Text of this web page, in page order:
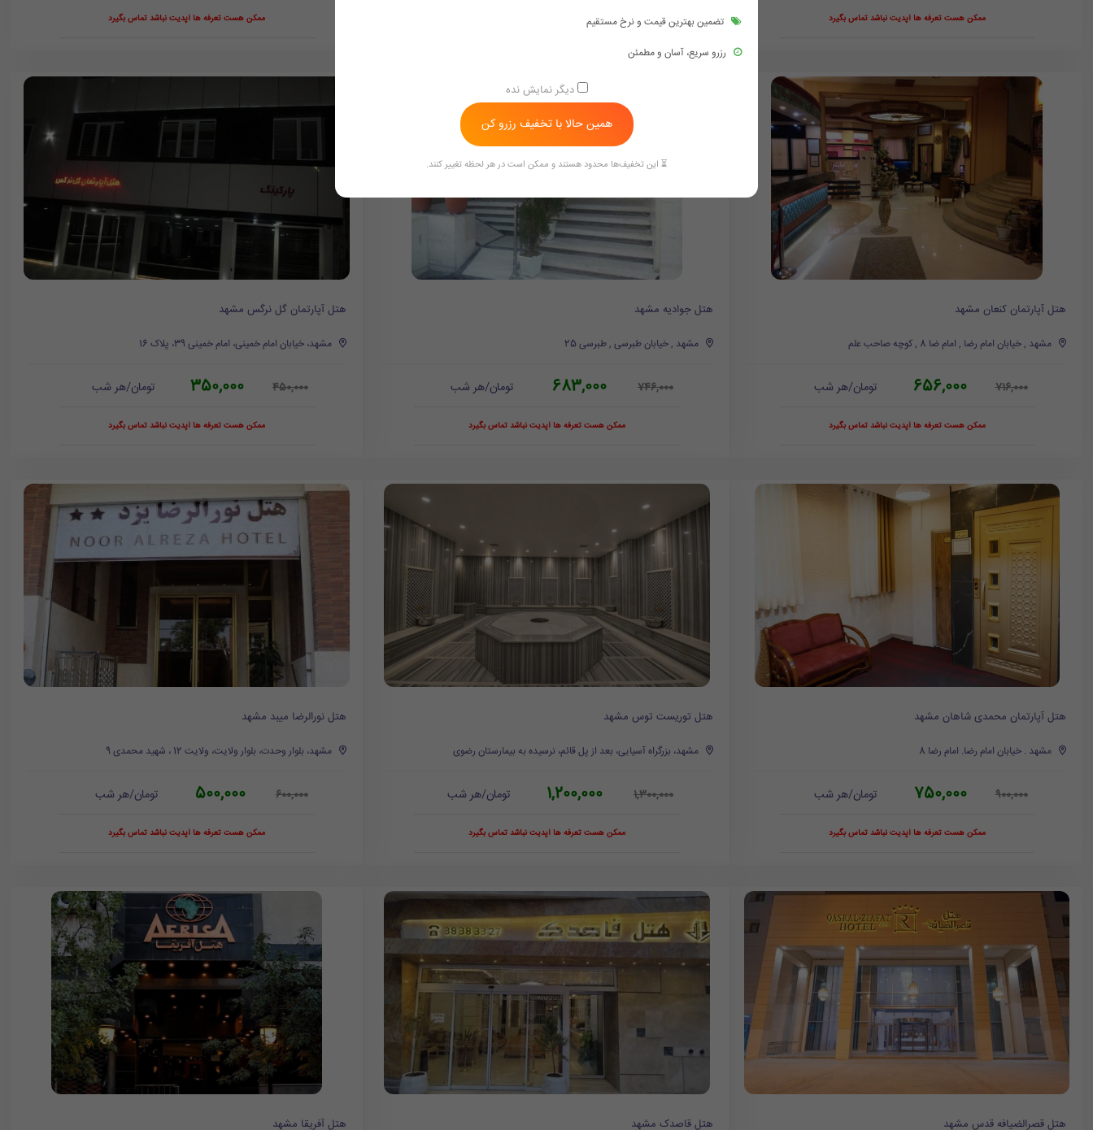
ممکن هست تعرفه ها آپدیت نباشد تماس بگیرد ممکن هست تعرفه ها آپدیت نباشد تماس بگیرد ممکن هست تعرفه ها آپدیت نباشد تماس بگیرد
هتل آپارتمان کنعان مشهد
مشهد , خیابان امام رضا , امام ضا 8 , کوچه صاحب علم
716,000
656,000 تومان/هر شب
ممکن هست تعرفه ها آپدیت نباشد تماس بگیرد
هتل جوادیه مشهد
مشهد , خیابان طبرسی , طبرسی 25
746,000
683,000 تومان/هر شب
ممکن هست تعرفه ها آپدیت نباشد تماس بگیرد
هتل آپارتمان گل نرگس مشهد
مشهد، خیابان امام خمینی، امام خمینی 39، پلاک 16
450,000
350,000 تومان/هر شب
ممکن هست تعرفه ها آپدیت نباشد تماس بگیرد
هتل آپارتمان محمدی شاهان مشهد
مشهد . خیابان امام رضا. امام رضا 8
900,000
750,000 تومان/هر شب
ممکن هست تعرفه ها آپدیت نباشد تماس بگیرد
هتل توریست توس مشهد
مشهد، بزرگراه آسیایی، بعد از پل قائم، نرسیده به بیمارستان رضوی
1,300,000
1,200,000 تومان/هر شب
ممکن هست تعرفه ها آپدیت نباشد تماس بگیرد
هتل نورالرضا میبد مشهد
مشهد، بلوار وحدت، بلوار ولایت، ولایت 12 ، شهید محمدی 9
600,000
500,000 تومان/هر شب
ممکن هست تعرفه ها آپدیت نباشد تماس بگیرد
هتل قصرالضیافه قدس مشهد هتل قاصدک مشهد هتل آفریقا مشهد
تضمین بهترین قیمت و نرخ مستقیم
رزرو سریع، آسان و مطمئن
دیگر نمایش نده
همین حالا با تخفیف رزرو کن
⏳ این تخفیف‌ها محدود هستند و ممکن است در هر لحظه تغییر کنند.